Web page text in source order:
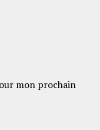
mon prochain